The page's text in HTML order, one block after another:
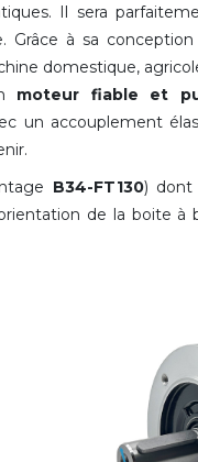
Il sera
Grâce à sa
domestique,
moteur fiable et
un accouplement
B34-FT130) dont
de la boite à